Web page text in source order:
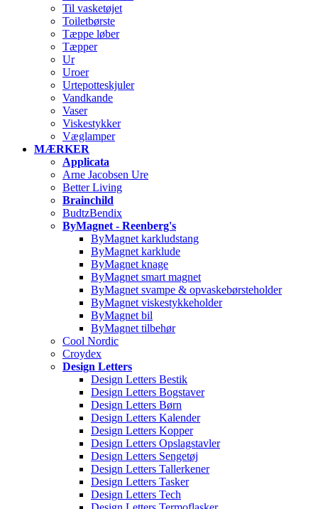
Til vasketøjet
Toiletbørste
Tæppe løber
Tæpper
Ur
Uroer
Urtepotteskjuler
Vandkande
Vaser
Viskestykker
Væglamper
MÆRKER
Applicata
Arne Jacobsen Ure
Better Living
Brainchild
BudtzBendix
ByMagnet - Reenberg's
ByMagnet karkludstang
ByMagnet karklude
ByMagnet knage
ByMagnet smart magnet
ByMagnet svampe & opvaskebørsteholder
ByMagnet viskestykkeholder
ByMagnet bil
ByMagnet tilbehør
Cool Nordic
Croydex
Design Letters
Design Letters Bestik
Design Letters Bogstaver
Design Letters Børn
Design Letters Kalender
Design Letters Kopper
Design Letters Opslagstavler
Design Letters Sengetøj
Design Letters Tallerkener
Design Letters Tasker
Design Letters Tech